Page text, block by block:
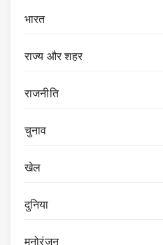
भारत
राज्य और शहर
राजनीति
चुनाव
खेल
दुनिया
मनोरंजन